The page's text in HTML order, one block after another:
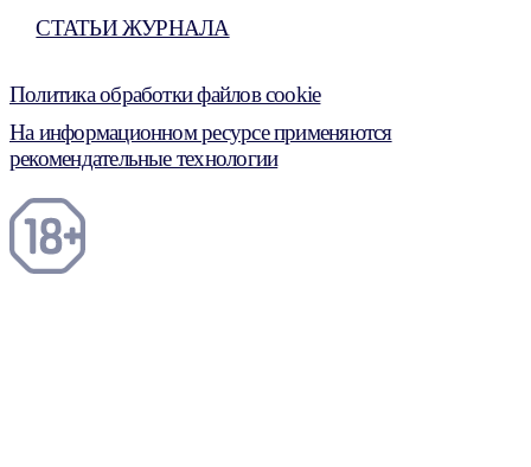
СТАТЬИ ЖУРНАЛА
Политика обработки файлов cookie
На информационном ресурсе применяются
рекомендательные технологии